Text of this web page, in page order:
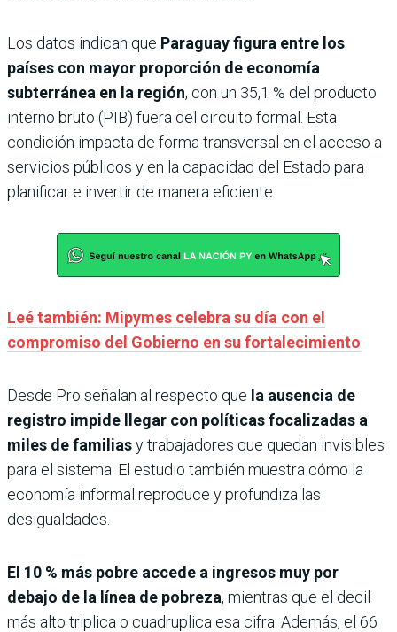
Los datos indican que Paraguay figura entre los
países con mayor proporción de economía
subterránea en la región, con un 35,1 % del producto
interno bruto (PIB) fuera del circuito formal. Esta
condición impacta de forma transversal en el acceso a
servicios públicos y en la capacidad del Estado para
planificar e invertir de manera eficiente.
Leé también: Mipymes celebra su día con el
compromiso del Gobierno en su fortalecimiento
Desde Pro señalan al respecto que la ausencia de
registro impide llegar con políticas focalizadas a
miles de familiasy trabajadores que quedan invisibles
para el sistema. El estudio también muestra cómo la
economía informal reproduce y profundiza las
desigualdades.
El 10 % más pobre accede a ingresos muy por
debajo de la línea de pobreza, mientras que el decil
más alto triplica o cuadruplica esa cifra. Además, el 66